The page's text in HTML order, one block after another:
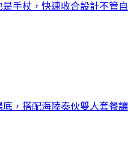
是手杖，快速收合設計不管自
底，搭配海陸奏伙雙人套餐讓